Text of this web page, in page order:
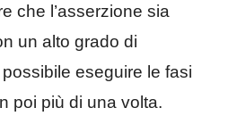
che l’asserzione sia
un alto grado di
eseguire le fasi
poi più di una volta.